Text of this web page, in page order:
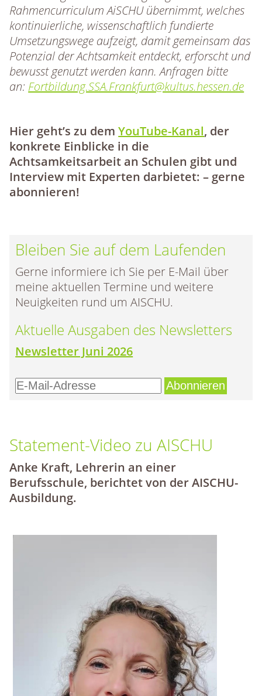
Rahmencurriculum AiSCHU übernimmt, welches
kontinuierliche, wissenschaftlich fundierte
Umsetzungswege aufzeigt, damit gemeinsam das
Potenzial der Achtsamkeit entdeckt, erforscht und
bewusst genutzt werden kann. Anfragen bitte
an: Fortbildung.SSA.Frankfurt@kultus.hessen.de
Hier geht’s zu demYouTube-Kanal, der
konkrete Einblicke in die
Achtsamkeitsarbeit an Schulen gibt und
Interview mit Experten darbietet: – gerne
abonnieren!
Bleiben Sie auf dem Laufenden
Gerne informiere ich Sie per E-Mail über
meine aktuellen Termine und weitere
Neuigkeiten rund um AISCHU.
Aktuelle Ausgaben des Newsletters
Newsletter Juni 2026
E-
Statement-Video zu AISCHU
Anke Kraft, Lehrerin an einer
Berufsschule, berichtet von der AISCHU-
Ausbildung.